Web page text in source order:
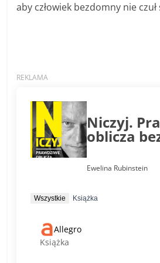
aby człowiek bezdomny nie czuł